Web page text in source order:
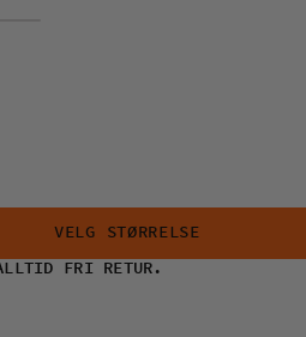
VELG STØRRELSE
FRI RETUR.